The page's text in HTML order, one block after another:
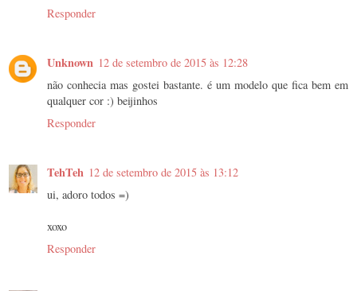
Responder
Unknown 12 de setembro de 2015 às 12:28
não conhecia mas gostei bastante. é um modelo que fica bem em
qualquer cor :) beijinhos
Responder
TehTeh 12 de setembro de 2015 às 13:12
ui, adoro todos =)
xoxo
Responder